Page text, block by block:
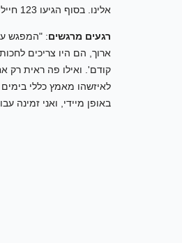
אלינו. בסוף הגיעו 123 חיילים, עבדנו כמו משוגעים, כאשר עיקר התלונות היו על ירידת שמיעה וצפצופים באוזניים כתוצאה מפיצוצים".
רגעים מרגשים
ארוך, הם היו צריכים
קודם'. ואילו פה ראית רק
לאיזשהו מאמץ כללי
באופן מיידי, ואני זמינה